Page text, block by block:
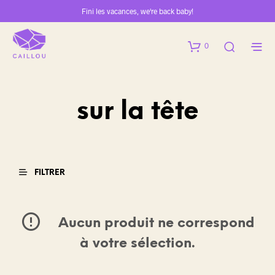
Fini les vacances, we're back baby!
0
sur la tête
FILTRER
Aucun produit ne correspond
à votre sélection.